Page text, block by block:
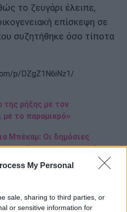
My Personal
sale, sharing to third parties, or
or sensitive information for
το ζευγάρι έλειπε,
επίσκεψη σε
συζητήθηκε όσο τίποτα
p/DZgZ1N6iNz1/
ρήξης με τον
με το παραμικρό»
Μπέκαμ: Οι δημόσιες
παρά τις οικογενειακές
καλύπτει τα δικά